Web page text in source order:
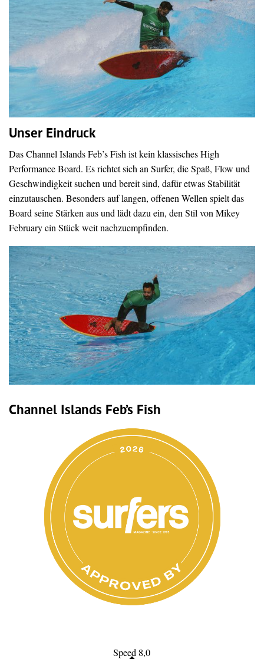
Unser Eindruck
Das Channel Islands Feb’s Fish ist kein klassisches High
Performance Board. Es richtet sich an Surfer, die Spaß, Flow und
Geschwindigkeit suchen und bereit sind, dafür etwas Stabilität
einzutauschen. Besonders auf langen, offenen Wellen spielt das
Board seine Stärken aus und lädt dazu ein, den Stil von Mikey
February ein Stück weit nachzuempfinden.
Channel Islands Feb’s Fish
Speed 8,0